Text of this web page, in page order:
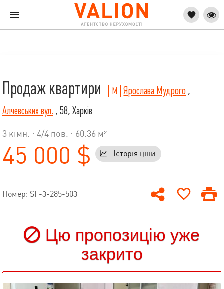
Продаж квартири Ярослава Мудрого ,
Алчевських вул. , 58, Харків
3 кімн. · 4/4 пов. · 60.36 м²
45 000 $ Історія ціни
Номер: SF-3-285-503
Цю пропозицію уже
закрито